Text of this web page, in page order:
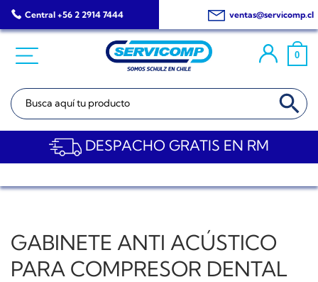
Saltar
al
Central +56 2 2914 7444 ventas@servicomp.cl
0
Buscar: BOTÓN DE
DESPACHO GRATIS EN RM
GABINETE ANTI ACÚSTICO
PARA COMPRESOR DENTAL